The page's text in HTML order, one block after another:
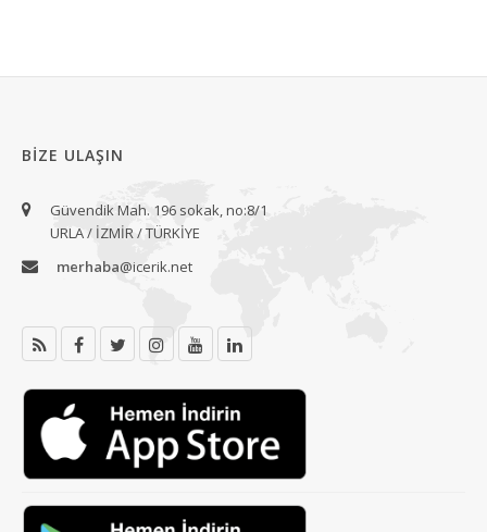
BIZE ULAŞIN
Güvendik Mah. 196 sokak, no:8/1
URLA / İZMİR / TÜRKİYE
merhaba@icerik.net